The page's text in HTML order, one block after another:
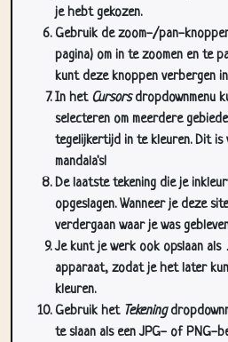
je hebt gekozen.
Gebruik de zoom-/pan-
pagina) om in te zoomen en te
kunt deze knoppen verbergen
In het Cursorsdropdownmenu
selecteren om meerdere
tegelijkertijd in te kleuren. Dit is
mandala's!
De laatste tekening die je
opgeslagen. Wanneer je deze
verdergaan waar je was
Je kunt je werk ook opslaan als
apparaat, zodat je het later
kleuren.
Gebruik het Tekening
te slaan als een JPG- of PNG-